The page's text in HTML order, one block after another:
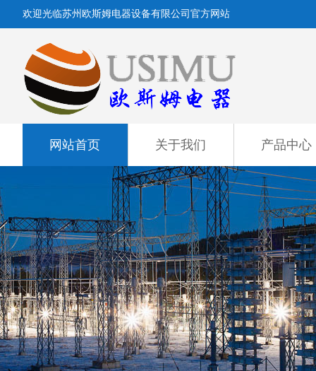
欢迎光临苏州欧斯姆电器设备有限公司官方网站
网站首页 关于我们 产品中心